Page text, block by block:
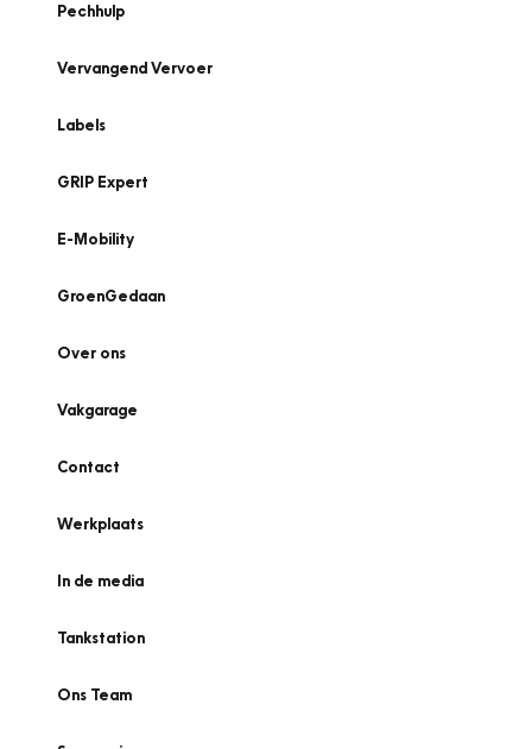
Pechhulp
Vervangend Vervoer
Labels
GRIP Expert
E-Mobility
GroenGedaan
Over ons
Vakgarage
Contact
Werkplaats
In de media
Tankstation
Ons Team